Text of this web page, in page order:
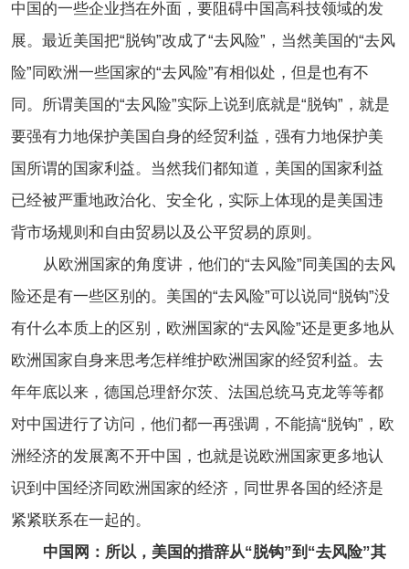
中国的一些企业挡在外面，要阻碍中国高科技领域的发
展。最近美国把“脱钩”改成了“去风险”，当然美国的“去风
险”同欧洲一些国家的“去风险”有相似处，但是也有不
同。所谓美国的“去风险”实际上说到底就是“脱钩”，就是
要强有力地保护美国自身的经贸利益，强有力地保护美
国所谓的国家利益。当然我们都知道，美国的国家利益
已经被严重地政治化、安全化，实际上体现的是美国违
背市场规则和自由贸易以及公平贸易的原则。
从欧洲国家的角度讲，他们的“去风险”同美国的去风
险还是有一些区别的。美国的“去风险”可以说同“脱钩”没
有什么本质上的区别，欧洲国家的“去风险”还是更多地从
欧洲国家自身来思考怎样维护欧洲国家的经贸利益。去
年年底以来，德国总理舒尔茨、法国总统马克龙等等都
对中国进行了访问，他们都一再强调，不能搞“脱钩”，欧
洲经济的发展离不开中国，也就是说欧洲国家更多地认
识到中国经济同欧洲国家的经济，同世界各国的经济是
紧紧联系在一起的。
中国网：所以，美国的措辞从“脱钩”到“去风险”其